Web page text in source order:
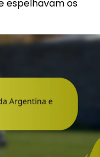
espelhavam os